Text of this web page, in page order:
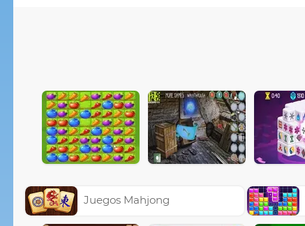
Juegos Mahjong